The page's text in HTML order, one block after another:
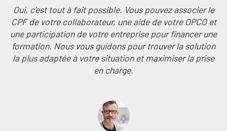
Oui, c’est tout à fait possible. Vous pouvez associer le
CPF de votre collaborateur, une aide de votre OPCO et
une participation de votre entreprise pour financer une
formation. Nous vous guidons pour trouver la solution
la plus adaptée à votre situation et maximiser la prise
en charge.